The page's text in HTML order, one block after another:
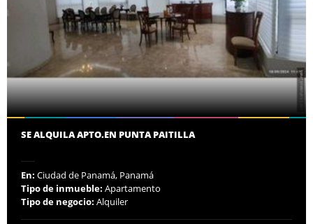
SE ALQUILA APTO.EN PUNTA PAITILLA
En: Ciudad de Panamá, Panamá
Tipo de inmueble: Apartamento
Tipo de negocio: Alquiler